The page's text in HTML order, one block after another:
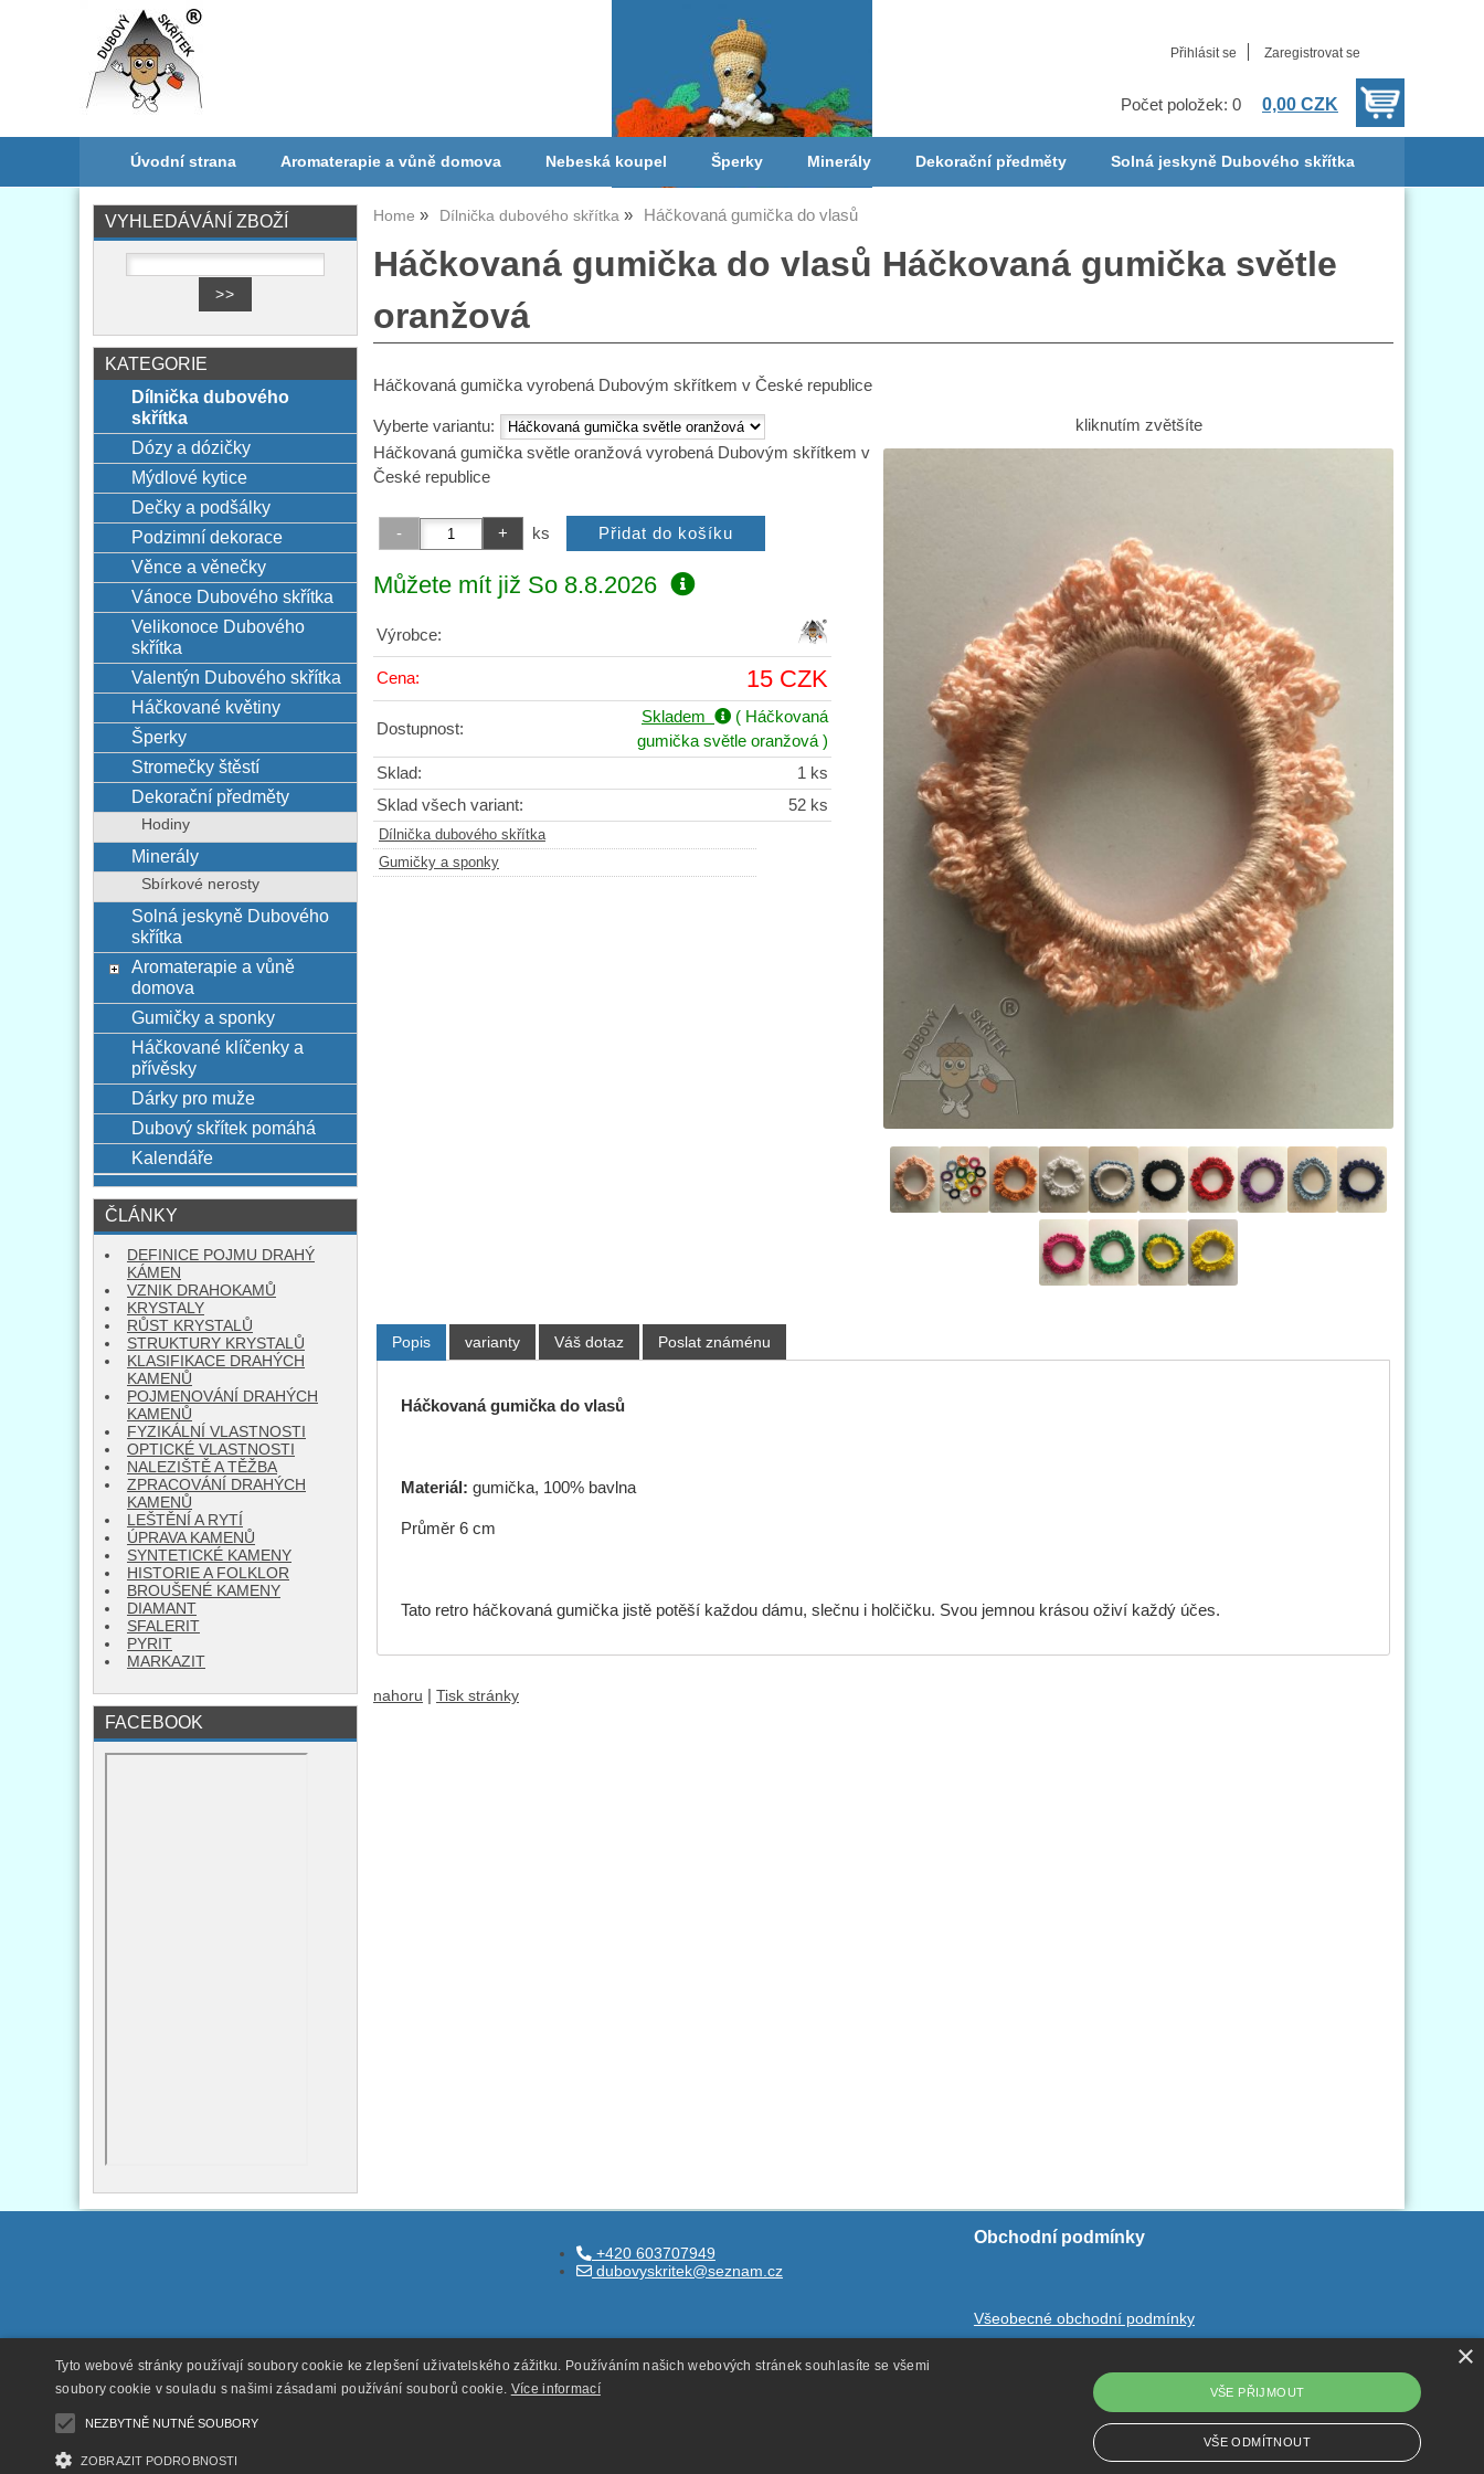
Přihlásit se Zaregistrovat se
Počet položek: 0 0,00 CZK
Úvodní strana Aromaterapie a vůně domova Nebeská koupel Šperky Minerály Dekorační předměty Solná jeskyně Dubového skřítka
Home Dílnička dubového skřítka Háčkovaná gumička do vlasů
Háčkovaná gumička do vlasů Háčkovaná gumička světle
oranžová
Háčkovaná gumička vyrobená Dubovým skřítkem v České republice
kliknutím zvětšíte
Vyberte variantu:
Háčkovaná gumička světle oranžová vyrobená Dubovým skřítkem v
České republice
ks
Můžete mít již So 8.8.2026
Výrobce:
Cena: 15 CZK
Dostupnost:
Skladem
( Háčkovaná
gumička světle oranžová )
Sklad:
1 ks
Sklad všech variant:
52 ks
Dílnička dubového skřítka
Gumičky a sponky
Popis varianty Váš dotaz Poslat známénu
Háčkovaná gumička do vlasů
Materiál: gumička, 100% bavlna
Průměr 6 cm
Tato retro háčkovaná gumička jistě potěší každou dámu, slečnu i holčičku. Svou jemnou krásou oživí každý účes.
nahoru Tisk stránky
VYHLEDÁVÁNÍ ZBOŽÍ
KATEGORIE
Dílnička dubového
skřítka
Dózy a dózičky
Mýdlové kytice
Dečky a podšálky
Podzimní dekorace
Věnce a věnečky
Vánoce Dubového skřítka
Velikonoce Dubového
skřítka
Valentýn Dubového skřítka
Háčkované květiny
Šperky
Stromečky štěstí
Dekorační předměty
Hodiny
Minerály
Sbírkové nerosty
Solná jeskyně Dubového
skřítka
Aromaterapie a vůně
domova
Gumičky a sponky
Háčkované klíčenky a
přívěsky
Dárky pro muže
Dubový skřítek pomáhá
Kalendáře
ČLÁNKY
DEFINICE POJMU DRAHÝ
KÁMEN
VZNIK DRAHOKAMŮ
KRYSTALY
RŮST KRYSTALŮ
STRUKTURY KRYSTALŮ
KLASIFIKACE DRAHÝCH
KAMENŮ
POJMENOVÁNÍ DRAHÝCH
KAMENŮ
FYZIKÁLNÍ VLASTNOSTI
OPTICKÉ VLASTNOSTI
NALEZIŠTĚ A TĚŽBA
ZPRACOVÁNÍ DRAHÝCH
KAMENŮ
LEŠTĚNÍ A RYTÍ
ÚPRAVA KAMENŮ
SYNTETICKÉ KAMENY
HISTORIE A FOLKLOR
BROUŠENÉ KAMENY
DIAMANT
SFALERIT
PYRIT
MARKAZIT
FACEBOOK
+420 603707949
dubovyskritek@seznam.cz
Obchodní podmínky
Všeobecné obchodní podmínky
Odstoupení od smlouvy
×
Tyto webové stránky používají soubory cookie ke zlepšení uživatelského zážitku. Používáním našich webových stránek souhlasíte se všemi
soubory cookie v souladu s našimi zásadami používání souborů cookie. Více informací
NEZBYTNĚ NUTNÉ SOUBORY
ZOBRAZIT PODROBNOSTI
VŠE PŘIJMOUT
VŠE ODMÍTNOUT